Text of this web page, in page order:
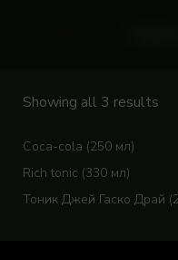
Showing all 3 results
Coca-cola (250 мл)
Rich tonic (330 мл)
Тоник Джей Гаско Драй